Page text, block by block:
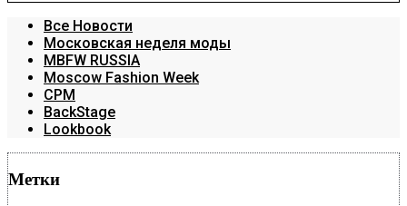
Все Новости
Московская неделя моды
MBFW RUSSIA
Moscow Fashion Week
CPM
BackStage
Lookbook
Метки